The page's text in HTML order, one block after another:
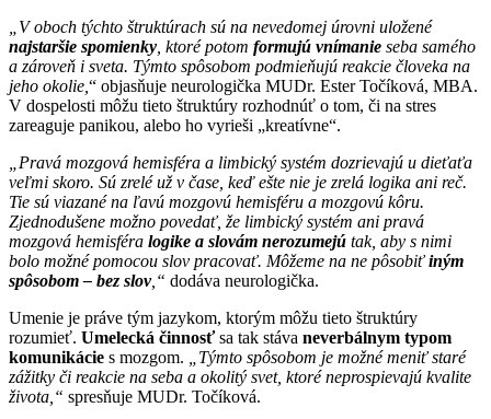
„V oboch týchto štruktúrach sú na nevedomej úrovni uložené
najstaršie spomienky , ktoré potom formujú vnímanie seba samého
a zároveň i sveta. Týmto spôsobom podmieňujú reakcie človeka na
jeho okolie, “ objasňuje neurologička MUDr. Ester Točíková, MBA.
V dospelosti môžu tieto štruktúry rozhodnúť o tom, či na stres
zareaguje panikou, alebo ho vyrieši „kreatívne“.
„Pravá mozgová hemisféra a limbický systém dozrievajú u dieťaťa
veľmi skoro. Sú zrelé už v čase, keď ešte nie je zrelá logika ani reč.
Tie sú viazané na ľavú mozgovú hemisféru a mozgovú kôru.
Zjednodušene možno povedať, že limbický systém ani pravá
mozgová hemisféra logike a slovám nerozumejú tak, aby s nimi
bolo možné pomocou slov pracovať. Môžeme na ne pôsobiťiným
spôsobom – bez slov,“ dodáva neurologička.
Umenie je práve tým jazykom, ktorým môžu tieto štruktúry
rozumieť. Umelecká činnosťsa tak stáva neverbálnym typom
komunikácie s mozgom.
„Týmto spôsobom je možné meniť staré
zážitky či reakcie na seba a okolitý svet, ktoré neprospievajú kvalite
života,“ spresňuje MUDr. Točíková.